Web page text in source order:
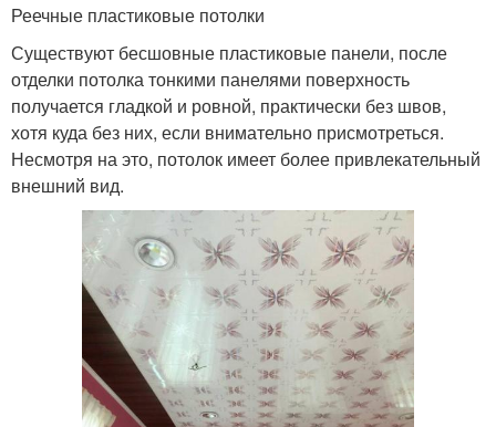
Реечные пластиковые потолки
Существуют бесшовные пластиковые панели, после
отделки потолка тонкими панелями поверхность
получается гладкой и ровной, практически без швов,
хотя куда без них, если внимательно присмотреться.
Несмотря на это, потолок имеет более привлекательный
внешний вид.